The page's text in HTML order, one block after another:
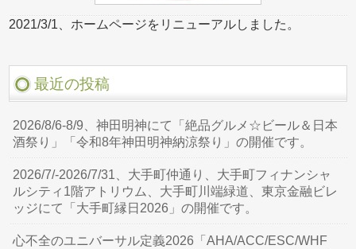
2021/3/1、ホームページをリニューアルしました。
最近の投稿
2026/8/6-8/9、神田明神にて「絶品グルメ☆ビール＆日本
酒祭り」「令和8年神田明神納涼祭り」の開催です。
2026/7/-2026/7/31、大手町仲通り、大手町フィナンシャ
ルシティ1階アトリウム、大手町川端緑道、東京金融ビレ
ッジにて「大手町縁日2026」の開催です。
心不全のユニバーサル定義2026「AHA/ACC/ESC/WHF